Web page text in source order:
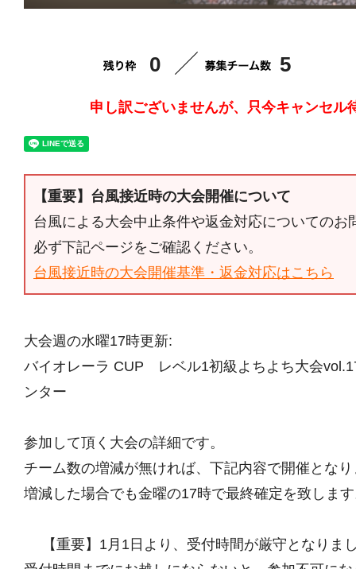
0 5
申し訳ございませんが、只今キャンセル
【重要】台風接近時の大会開催について
台風による大会中止条件や返金対応についてのお
必ず下記ページをご確認ください。
台風接近時の大会開催基準・返金対応はこちら
大会週の水曜17時更新:
バイオレーラ CUP レベル1初級よちよち大会
ンター
参加して頂く大会の詳細です。
チーム数の増減が無ければ、下記内容で開催とな
増減した場合でも金曜の17時で最終確定を致しま
【重要】1月1日より、受付時間が厳守となり